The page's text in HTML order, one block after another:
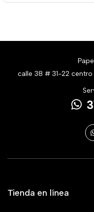
calle 38 # 31-22
Tienda en línea